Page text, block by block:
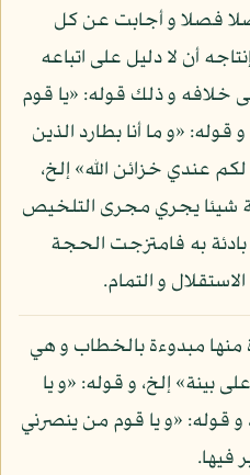
فصلا و أجابت عن كل
أن لا دليل على اتباعه
خلافه و ذلك قوله: «يا قوم
قوله: «و ما أنا بطارد الذين
لكم عندي خزائن الله» إلخ،
يجري مجرى التلخيص
به فامتزجت الحجة
و التمام.
مبدوءة بالخطاب و هي
بينة» إلخ، و قوله: «و يا
و قوله: «و يا قوم من ينصرني
فيها.